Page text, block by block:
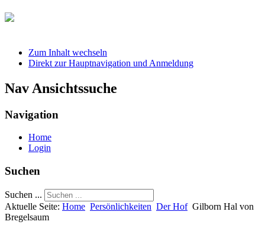
Zum Inhalt wechseln
Direkt zur Hauptnavigation und Anmeldung
Nav Ansichtssuche
Navigation
Home
Login
Suchen
Suchen ...
Aktuelle Seite: Home Persönlichkeiten Der Hof Gilborn Hal von
Bregelsaum